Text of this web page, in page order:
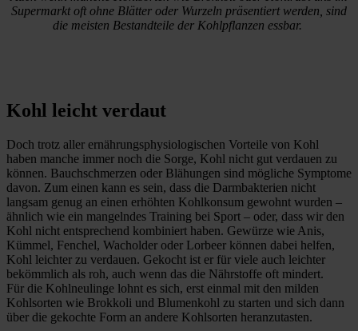
Supermarkt oft ohne Blätter oder Wurzeln präsentiert werden, sind
die meisten Bestandteile der Kohlpflanzen essbar.
Kohl leicht verdaut
Doch trotz aller ernährungsphysiologischen Vorteile von Kohl
haben manche immer noch die Sorge, Kohl nicht gut verdauen zu
können. Bauchschmerzen oder Blähungen sind mögliche Symptome
davon. Zum einen kann es sein, dass die Darmbakterien nicht
langsam genug an einen erhöhten Kohlkonsum gewohnt wurden –
ähnlich wie ein mangelndes Training bei Sport – oder, dass wir den
Kohl nicht entsprechend kombiniert haben. Gewürze wie Anis,
Kümmel, Fenchel, Wacholder oder Lorbeer können dabei helfen,
Kohl leichter zu verdauen. Gekocht ist er für viele auch leichter
bekömmlich als roh, auch wenn das die Nährstoffe oft mindert.
Für die Kohlneulinge lohnt es sich, erst einmal mit den milden
Kohlsorten wie Brokkoli und Blumenkohl zu starten und sich dann
über die gekochte Form an andere Kohlsorten heranzutasten.